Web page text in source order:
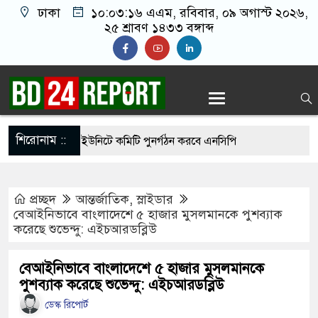
ঢাকা ১০:০৩:১৭ এএম, রবিবার, ০৯ অগাস্ট ২০২৬,
২৫ শ্রাবণ ১৪৩৩ বঙ্গাব্দ
শিরোনাম ::
দেশের সব ইউনিটে কমিটি পুনর্গঠন করবে এনসিপি
স্থির থাকতে পারে না: রাষ্ট্রপতির প্রার্থীতা
বিএনপি ছাড়া কেউ মনোনয়নপত্র নেননি: ইসি সচিব
পরিদর্শনে গিয়ে দেখলেন দায়িত্ব অবহেলা, সিভিল
প্রচ্ছদ আন্তর্জাতিক,স্লাইডার
বেআইনিভাবে বাংলাদেশে ৫ হাজার মুসলমানকে পুশব‍্যাক
করেছে শুভেন্দু: এইচআরডব্লিউ
বেআইনিভাবে বাংলাদেশে ৫ হাজার মুসলমানকে
পুশব‍্যাক করেছে শুভেন্দু: এইচআরডব্লিউ
ডেস্ক রিপোর্ট